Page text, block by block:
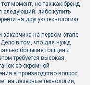
момент, но так как бренд
следующий: либо купить
на другую технологию.
заказчика на первом этапе
Дело в том, что для нужд
большие толщины
требуется высокая.
со скромной
в производство вопрос
на лазерные технологии,